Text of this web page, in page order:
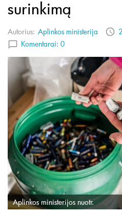
surinkimą
Autorius: Aplinkos ministerija
Komentarai: 0
Aplinkos ministerijos nuotr.